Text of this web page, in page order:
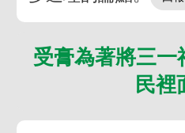
受膏為著將三
民裡